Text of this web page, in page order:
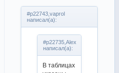
#p22743,vaprol
написал(а):
#p22735,Alex
написал(а):
В таблицах